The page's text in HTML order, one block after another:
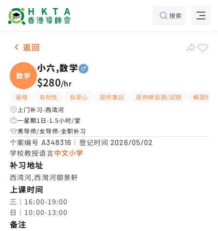
搜索
男-1名 小六,数学，西湾河 补习推介
返回
数学
小六,数学
$280/hr
嚴格 有耐性 有愛心 提供筆記 提供練習題/試題
解題思路
上门补习-西湾河
一星期1日-1.5小时/堂
男导师/女导师-全职补习
个案编号 A348316 ｜登记时间2026/05/02
学校教授语言中文小学
补习地址
西湾河,西灣河御景軒
上课时间
三｜16:00-19:00
日｜10:00-13:00
备注